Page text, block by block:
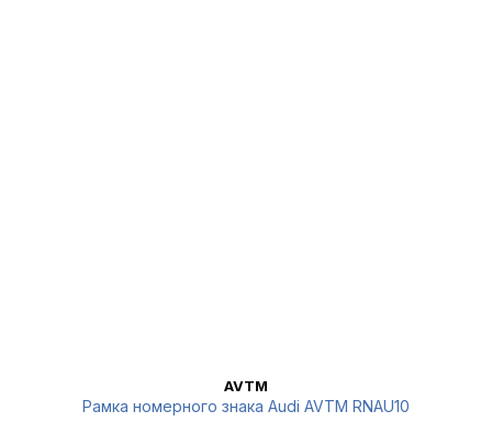
AVTM
Рамка номерного знака Audi AVTM RNAU10